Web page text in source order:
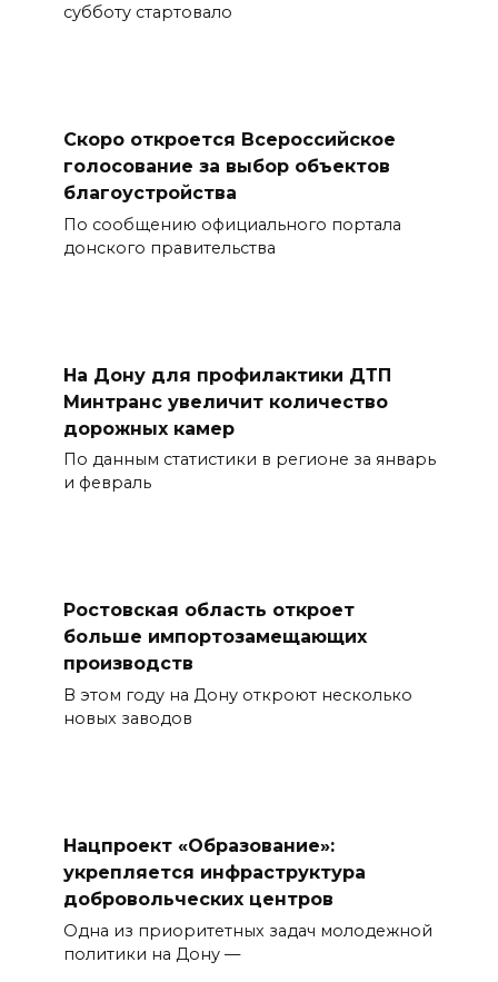
субботу стартовало
Скоро откроется Всероссийское
голосование за выбор объектов
благоустройства
По сообщению официального портала
донского правительства
На Дону для профилактики ДТП
Минтранс увеличит количество
дорожных камер
По данным статистики в регионе за январь
и февраль
Ростовская область откроет
больше импортозамещающих
производств
В этом году на Дону откроют несколько
новых заводов
Нацпроект «Образование»:
укрепляется инфраструктура
добровольческих центров
Одна из приоритетных задач молодежной
политики на Дону —